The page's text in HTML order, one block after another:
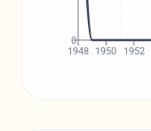
1948 1950 1952
0